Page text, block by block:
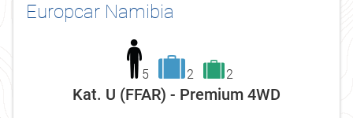
Europcar Namibia
5 2 2
Kat. U (FFAR) - Premium 4WD